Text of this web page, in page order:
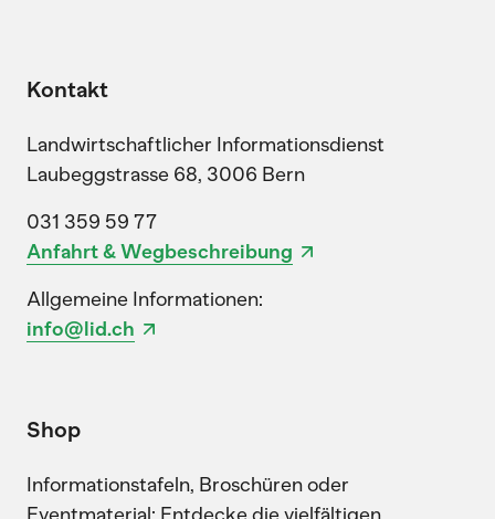
Kontakt
Landwirtschaftlicher Informationsdienst
Laubeggstrasse 68, 3006 Bern
031 359 59 77
Anfahrt & Wegbeschreibung
Allgemeine Informationen:
info@lid.ch
Shop
Informationstafeln, Broschüren oder